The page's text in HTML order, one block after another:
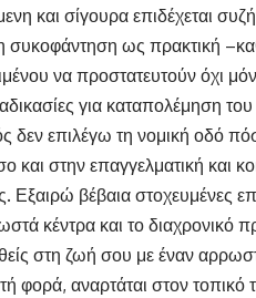
και σίγουρα επιδέχεται
συκοφάντηση ως πρακτική
να προστατευτούν όχι
για καταπολέμηση
δεν επιλέγω τη νομική οδό
και στην επαγγελματική και
Εξαιρώ βέβαια στοχευμένες
κέντρα και το διαχρονικό
στη ζωή σου με έναν
φορά, αναρτάται στον τοπικό